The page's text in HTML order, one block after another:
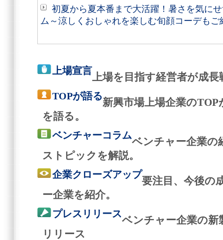
初夏から夏本番まで大活躍！暑さを気に
ム～涼しくおしゃれを楽しむ旬顔コーデもご
上場宣言
上場を目指す経営者が成
TOPが語る
新興市場上場企業の
を語る。
ベンチャーコラム
ベンチャー企業の
ストピックを解説。
企業クローズアップ
要注目、今後の
ー企業を紹介。
プレスリリース
ベンチャー企業の新
リリース